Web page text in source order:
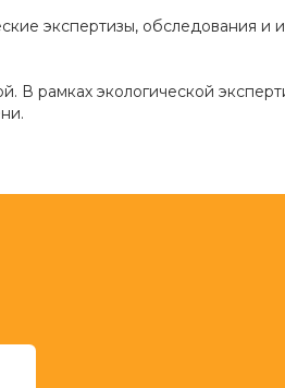
экспертизы, обследования и
В рамках экологической